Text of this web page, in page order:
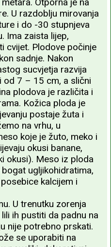
Otporna je na
U razdoblju mirovanja
i do -30 stupnjeva
Ima zaista lijep,
cvijet. Plodove počinje
sadnje. Nakon
sucvjetja razvija
od 7 – 15 cm, a slični
plodova je različita i
Kožica ploda je
postaje žuta i
na vrhu, u
koje je žuto, meko i
okusi banane,
okusi). Meso iz ploda
ugljikohidratima,
kalcijem i
U trenutku zorenja
ih pustiti da padnu na
nije potrebno prskati.
se uporabiti na